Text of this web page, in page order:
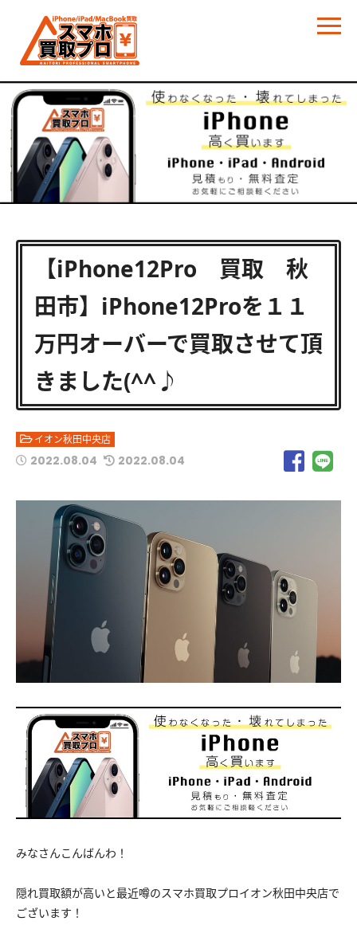
【iPhone12Pro 買取 秋
田市】iPhone12Proを１１
万円オーバーで買取させて頂
きました(^^♪
イオン秋田中央店
2022.08.04 2022.08.04
みなさんこんばんわ！
隠れ買取額が高いと最近噂のスマホ買取プロイオン秋田中央店で
ございます！